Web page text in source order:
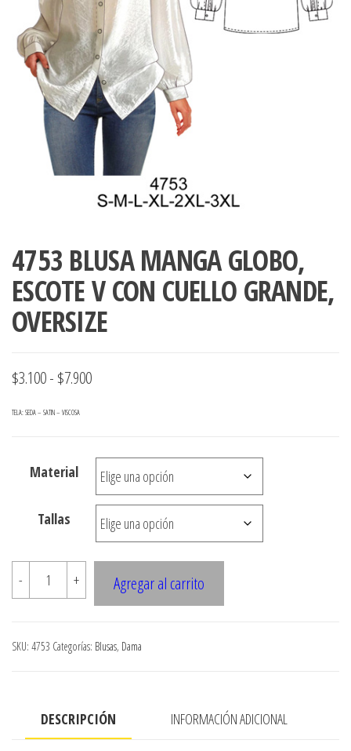
accumark ,
pdf , Moldes
ropa,
Graduaciones,
Ploteo y
4753 BLUSA MANGA GLOBO,
ESCOTE V CON CUELLO GRANDE,
OVERSIZE
$3.100- $7.900Rango
desde
$3.100
hasta
$7.900
TELA: SEDA – SATIN – VISCOSA
Material
Tallas
-
4753
ESCOTE
CUELLO
+ Agregar al carrito
SKU: 4753 Categorías: Blusas, Dama
DESCRIPCIÓN INFORMACIÓN ADICIONAL